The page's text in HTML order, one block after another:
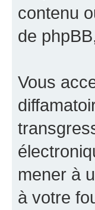
contenu
de
Vous
mener à
à votre